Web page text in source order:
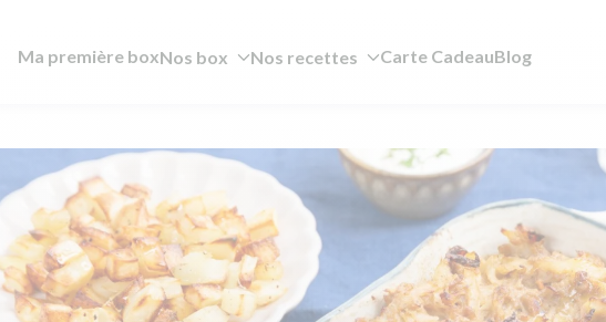
Ma première boxNos box Nos recettes Carte CadeauBlog